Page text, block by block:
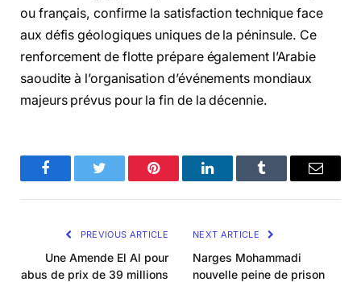
ou français, confirme la satisfaction technique face
aux défis géologiques uniques de la péninsule. Ce
renforcement de flotte prépare également l’Arabie
saoudite à l’organisation d’événements mondiaux
majeurs prévus pour la fin de la décennie.
FacebookTwitter Pinterest LinkedInTumblr Email
PREVIOUS ARTICLE
Une Amende El Al pour
abus de prix de 39 millions
NEXT ARTICLE
Narges Mohammadi
nouvelle peine de prison